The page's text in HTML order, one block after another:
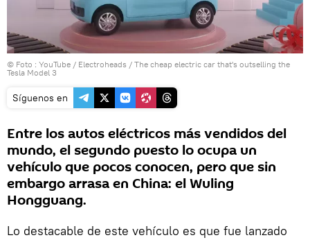
© Foto : YouTube / Electroheads / The cheap electric car that's outselling the
Tesla Model 3
Síguenos en
Entre los autos eléctricos más vendidos del
mundo, el segundo puesto lo ocupa un
vehículo que pocos conocen, pero que sin
embargo arrasa en China: el Wuling
Hongguang.
Lo destacable de este vehículo es que fue lanzado